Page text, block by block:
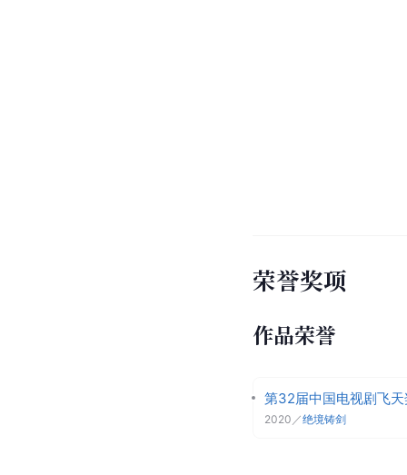
荣誉奖项
作品荣誉
第32届中国电视剧飞天
2020 ／绝境铸剑